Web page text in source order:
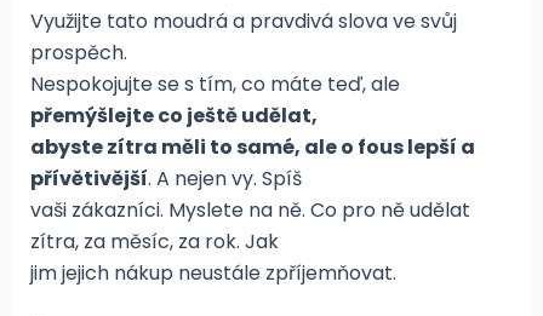
Využijte tato moudrá a pravdivá slova ve svůj
prospěch.
Nespokojujte se s tím, co máte teď, ale
přemýšlejte co ještě udělat,
abyste zítra měli to samé, ale o fous lepší a
přívětivější. A nejen vy. Spíš
vaši zákazníci. Myslete na ně. Co pro ně udělat
zítra, za měsíc, za rok. Jak
jim jejich nákup neustále zpříjemňovat.